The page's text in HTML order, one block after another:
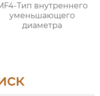
Тип внутреннего
уменьшающего
диаметра